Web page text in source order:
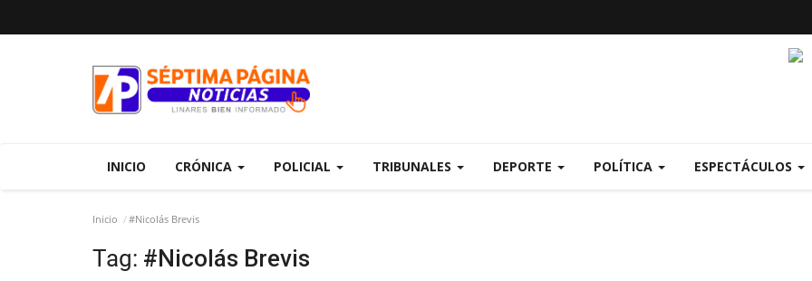
INICIO CRÓNICA POLICIAL TRIBUNALES DEPORTE POLÍTICA ESPECTÁCULOS
Inicio #Nicolás Brevis
Tag: #Nicolás Brevis